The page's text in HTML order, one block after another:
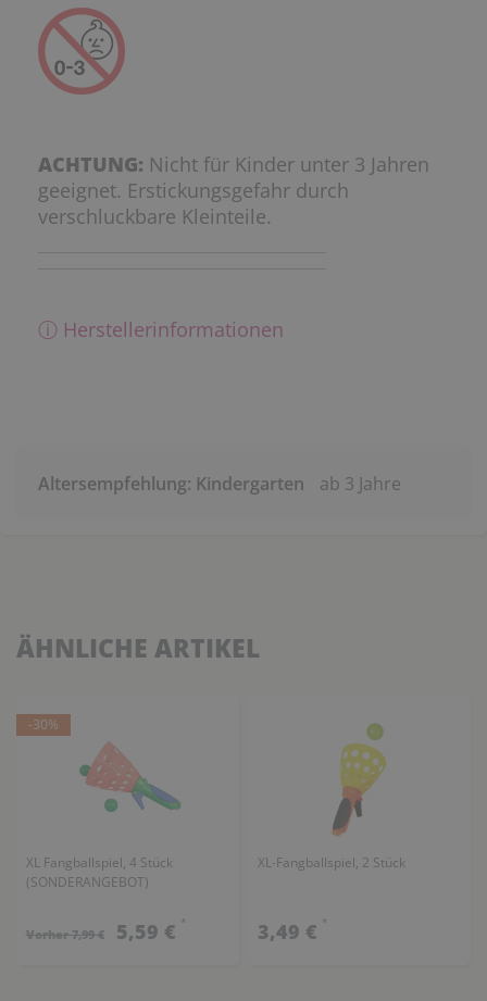
ACHTUNG: Nicht für Kinder unter 3 Jahren
geeignet. Erstickungsgefahr durch
verschluckbare Kleinteile.
ⓘ Herstellerinformationen
Altersempfehlung: Kindergarten ab 3 Jahre
ÄHNLICHE ARTIKEL
-30%
XL Fangballspiel, 4 Stück
(SONDERANGEBOT)
Vorher 7,99 € 5,59 € *
XL-Fangballspiel, 2 Stück
3,49 € *